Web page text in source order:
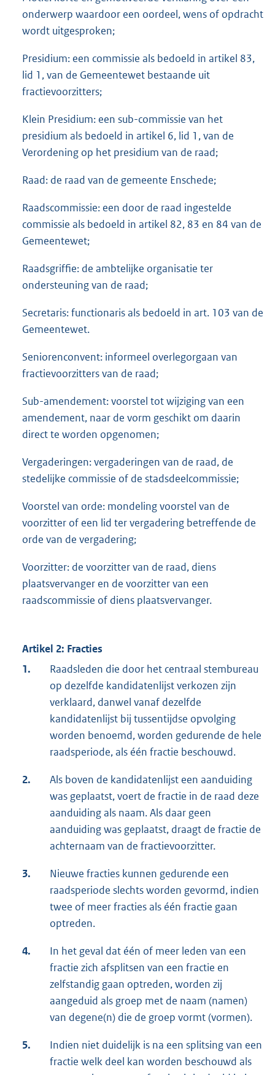
onderwerp waardoor een oordeel, wens of opdracht
wordt uitgesproken;
Presidium: een commissie als bedoeld in artikel 83,
lid 1, van de Gemeentewet bestaande uit
fractievoorzitters;
Klein Presidium: een sub-commissie van het
presidium als bedoeld in artikel 6, lid 1, van de
Verordening op het presidium van de raad;
Raad: de raad van de gemeente Enschede;
Raadscommissie: een door de raad ingestelde
commissie als bedoeld in artikel 82, 83 en 84 van de
Gemeentewet;
Raadsgriffie: de ambtelijke organisatie ter
ondersteuning van de raad;
Secretaris: functionaris als bedoeld in art. 103 van de
Gemeentewet.
Seniorenconvent: informeel overlegorgaan van
fractievoorzitters van de raad;
Sub-amendement: voorstel tot wijziging van een
amendement, naar de vorm geschikt om daarin
direct te worden opgenomen;
Vergaderingen: vergaderingen van de raad, de
stedelijke commissie of de stadsdeelcommissie;
Voorstel van orde: mondeling voorstel van de
voorzitter of een lid ter vergadering betreffende de
orde van de vergadering;
Voorzitter: de voorzitter van de raad, diens
plaatsvervanger en de voorzitter van een
raadscommissie of diens plaatsvervanger.
Artikel 2: Fracties
1.
Raadsleden die door het centraal stembureau
op dezelfde kandidatenlijst verkozen zijn
verklaard, danwel vanaf dezelfde
kandidatenlijst bij tussentijdse opvolging
worden benoemd, worden gedurende de hele
raadsperiode, als één fractie beschouwd.
2.
Als boven de kandidatenlijst een aanduiding
was geplaatst, voert de fractie in de raad deze
aanduiding als naam. Als daar geen
aanduiding was geplaatst, draagt de fractie de
achternaam van de fractievoorzitter.
3.
Nieuwe fracties kunnen gedurende een
raadsperiode slechts worden gevormd, indien
twee of meer fracties als één fractie gaan
optreden.
4.
In het geval dat één of meer leden van een
fractie zich afsplitsen van een fractie en
zelfstandig gaan optreden, worden zij
aangeduid als groep met de naam (namen)
van degene(n) die de groep vormt (vormen).
5.
Indien niet duidelijk is na een splitsing van een
fractie welk deel kan worden beschouwd als